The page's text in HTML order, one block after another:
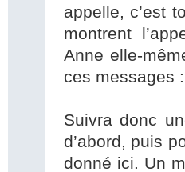
appelle, c’est
montrent
Anne elle-
ces messages :
Suivra donc
d’abord, puis
donné ici. Un